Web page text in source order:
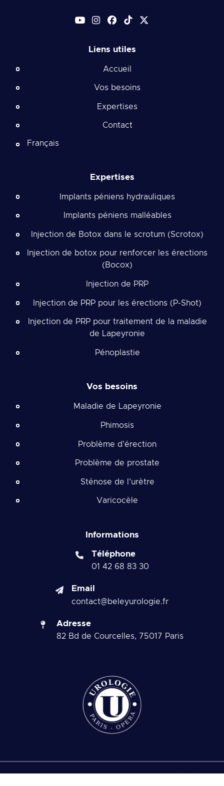
Liens utiles
Accueil
Vos besoins
Expertises
Contact
Français
Expertises
Implants péniens hydrauliques
Implants péniens malléables
Injection de Botox dans le scrotum (Scrotox)
Injection de botox pour renforcer les érections
(Bocox)
Injection de PRP
Injection de PRP pour les érections (P-Shot)
Injection de PRP pour traitement de la maladie
de Lapeyronie
Pénoplastie
Vos besoins
Maladie de Lapeyronie
Phimosis
Problème d’érection
Problème de prostate
Sténose de l’urètre
Varicocèle
Informations
Téléphone
01 42 68 83 30
Email
contact@beleyurologie.fr
Adresse
82 Bd de Courcelles, 75017 Paris